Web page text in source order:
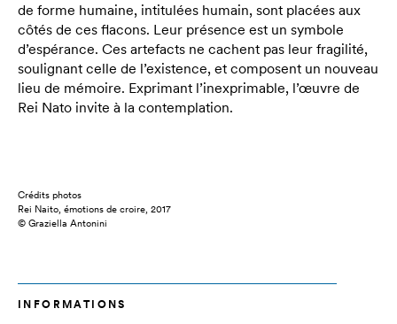
de forme humaine, intitulées humain, sont placées aux
côtés de ces flacons. Leur présence est un symbole
d’espérance. Ces artefacts ne cachent pas leur fragilité,
soulignant celle de l’existence, et composent un nouveau
lieu de mémoire. Exprimant l’inexprimable, l’œuvre de
Rei Nato invite à la contemplation.
Crédits photos
Rei Naito, émotions de croire, 2017
© Graziella Antonini
INFORMATIONS